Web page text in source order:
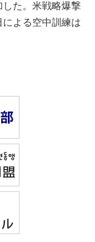
た。米戦略爆撃
よる空中訓練は